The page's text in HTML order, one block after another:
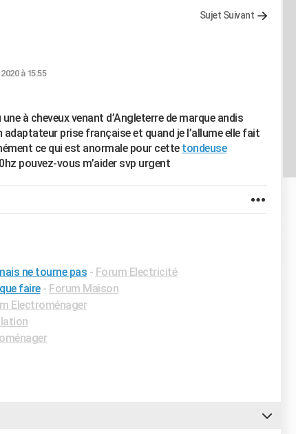
Sujet Suivant
à 15:55
à cheveux venant d’Angleterre de marque andis
adaptateur prise française et quand je l’allume elle fait
ce qui est anormale pour cette tondeuse
pouvez-vous m’aider svp urgent
ne tourne pas - Forum Electricité
faire - Forum Maison
Electroménager